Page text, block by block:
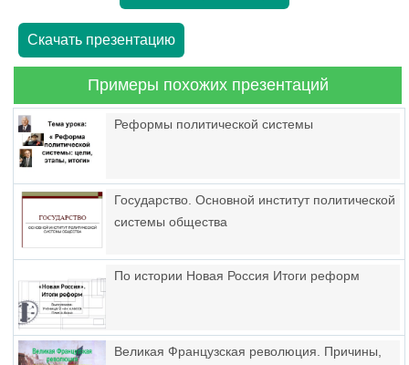
Скачать презентацию
Примеры похожих презентаций
Реформы политической системы
Государство. Основной институт политической
системы общества
По истории Новая Россия Итоги реформ
Великая Французская революция. Причины,